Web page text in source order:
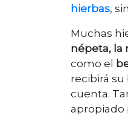
hierbas,
Muchas
népeta, la
como el
recibirá su
cuenta.
apropiado